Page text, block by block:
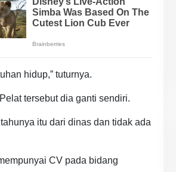
hidup,” tuturnya.
tersebut dia ganti sendiri.
itu dari dinas dan tidak ada
CV pada bidang